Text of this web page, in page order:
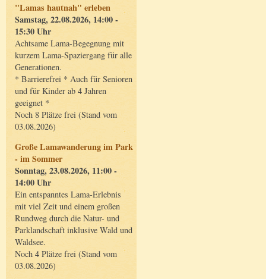
"Lamas hautnah" erleben
Samstag, 22.08.2026, 14:00 -
15:30 Uhr
Achtsame Lama-Begegnung mit
kurzem Lama-Spaziergang für alle
Generationen.
* Barrierefrei * Auch für Senioren
und für Kinder ab 4 Jahren
geeignet *
Noch 8 Plätze frei (Stand vom
03.08.2026)
Große Lamawanderung im Park
- im Sommer
Sonntag, 23.08.2026, 11:00 -
14:00 Uhr
Ein entspanntes Lama-Erlebnis
mit viel Zeit und einem großen
Rundweg durch die Natur- und
Parklandschaft inklusive Wald und
Waldsee.
Noch 4 Plätze frei (Stand vom
03.08.2026)